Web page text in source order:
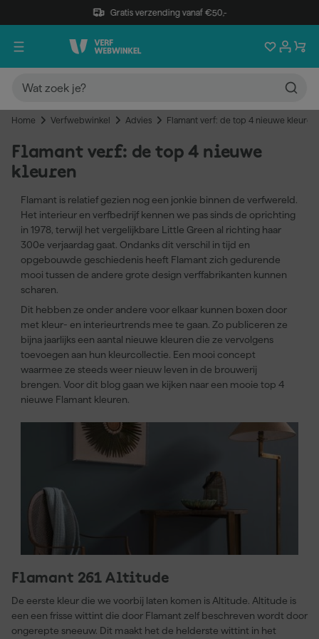
Gratis verzending vanaf €50,-
Home Verfwebwinkel Advies Flamant verf: de top 4 nieuwe kleuren
Flamant verf: de top 4 nieuwe
kleuren
Flamant is relatief gezien nog een jonkie binnen de verfwereld.
Het interieur en verfbedrijf kennen we pas sinds de oprichting
in 1978, terwijl het vergelijkbare Little Green al richting haar
300e verjaardag gaat. Ondanks dit verschil in tijd en
opgebouwde geschiedenis heeft Flamant zich gedurende
mooi tussen de andere grote design verffabrikanten kunnen
scharen.
Dit hebben ze onder andere voor elkaar kunnen boxen door
met kleur- en interieurtrends mee te gaan. Zo publiceren ze
bijna jaarlijks een aantal nieuwe kleuren die ze vervolgens
toevoegen aan hun kleurcollectie. Een mooi concept
waarmee ze steeds weer nieuw leven in de brouwerij
brengen. Voor dit blog gaan we kijken naar een mooie top 4
nieuwe Flamant kleuren.
Flamant 261 Altitude
De eerste kleur die we voorbij laten komen is Altitude. Altitude is
een een frisse wittint die door Flamant zelf beschreven wordt door
ongerepte sneeuw. Dit maakt het de helderste wittint in het